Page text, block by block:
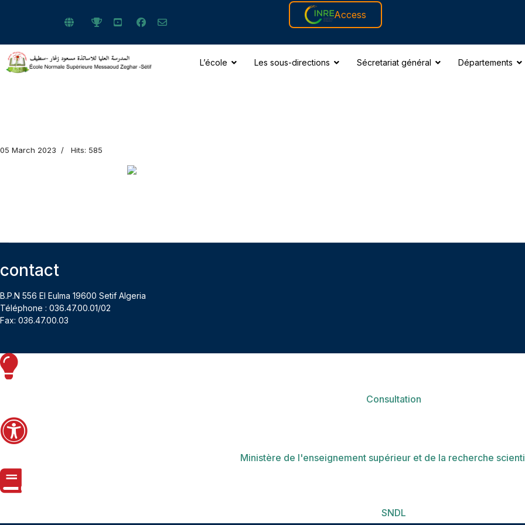
Access
L’école Les sous-directions Sécretariat général Départements
05 March 2023 Hits: 585
contact
Téléphone : 036.47.00.01/02
Fax: 036.47.00.03
Consultation
Ministère de l'enseignement supérieur et de la recherche
SNDL